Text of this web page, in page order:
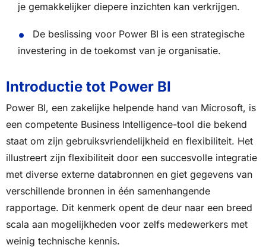
je gemakkelijker diepere inzichten kan verkrijgen.
De beslissing voor Power BI is een strategische
investering in de toekomst van je organisatie.
Introductie tot Power BI
Power BI, een zakelijke helpende hand van Microsoft, is
een competente Business Intelligence-tool die bekend
staat om zijn gebruiksvriendelijkheid en flexibiliteit. Het
illustreert zijn flexibiliteit door een succesvolle integratie
met diverse externe databronnen en giet gegevens van
verschillende bronnen in één samenhangende
rapportage. Dit kenmerk opent de deur naar een breed
scala aan mogelijkheden voor zelfs medewerkers met
weinig technische kennis.